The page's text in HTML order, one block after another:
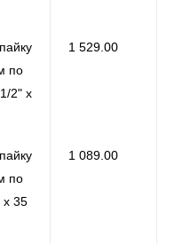
по
2" х
1 529.00
по
х 35
1 089.00